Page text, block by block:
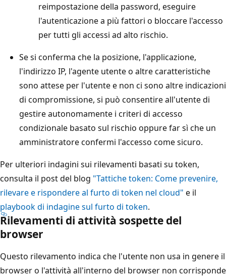
reimpostazione della password, eseguire
l'autenticazione a più fattori o bloccare l'accesso
per tutti gli accessi ad alto rischio.
Se si conferma che la posizione, l'applicazione,
l'indirizzo IP, l'agente utente o altre caratteristiche
sono attese per l'utente e non ci sono altre indicazioni
di compromissione, si può consentire all'utente di
gestire autonomamente i criteri di accesso
condizionale basato sul rischio oppure far sì che un
amministratore confermi l'accesso come sicuro.
Per ulteriori indagini sui rilevamenti basati su token,
consulta il post del blog "Tattiche token: Come prevenire,
rilevare e rispondere al furto di token nel cloud" e il
playbook di indagine sul furto di token.
Rilevamenti di attività sospette del
browser
Questo rilevamento indica che l'utente non usa in genere il
browser o l'attività all'interno del browser non corrisponde